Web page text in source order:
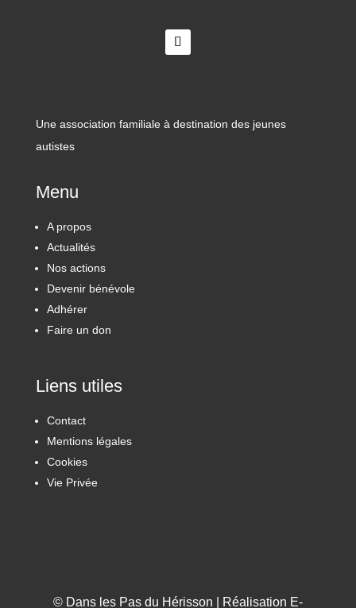
Une association familiale à destination des jeunes
autistes
Menu
A propos
Actualités
Nos actions
Devenir bénévole
Adhérer
Faire un don
Liens utiles
Contact
Mentions légales
Cookies
Vie Privée
© Dans les Pas du Hérisson | Réalisation E-